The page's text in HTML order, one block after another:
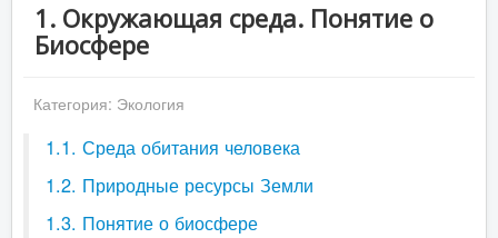
1. Окружающая среда. Понятие о
Биосфере
Категория: Экология
1.1. Среда обитания человека
1.2. Природные ресурсы Земли
1.3. Понятие о биосфере